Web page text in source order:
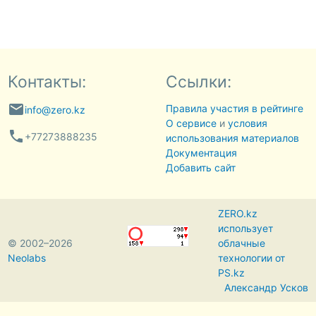
Контакты:
emailinfo@zero.kz
phone +77273888235
Ссылки:
Правила участия в рейтинге
О сервисеи условия
использования материалов
Документация
Добавить сайт
© 2002–2026
Neolabs
ZERO.kz
использует
облачные
технологии от
PS.kz
Александр Усков